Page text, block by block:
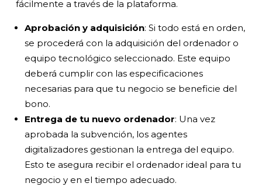
fácilmente a través de la plataforma.
Aprobación y adquisición: Si todo está en orden,
se procederá con la adquisición del ordenador o
equipo tecnológico seleccionado. Este equipo
deberá cumplir con las especificaciones
necesarias para que tu negocio se beneficie del
bono.
Entrega de tu nuevo ordenador: Una vez
aprobada la subvención, los agentes
digitalizadores gestionan la entrega del equipo.
Esto te asegura recibir el ordenador ideal para tu
negocio y en el tiempo adecuado.